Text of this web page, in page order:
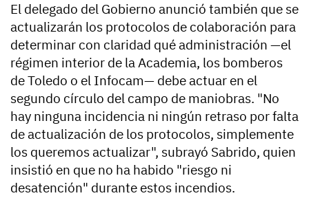
El delegado del Gobierno anunció también que se
actualizarán los protocolos de colaboración para
determinar con claridad qué administración —el
régimen interior de la Academia, los bomberos
de Toledo o el Infocam— debe actuar en el
segundo círculo del campo de maniobras. "No
hay ninguna incidencia ni ningún retraso por falta
de actualización de los protocolos, simplemente
los queremos actualizar", subrayó Sabrido, quien
insistió en que no ha habido "riesgo ni
desatención" durante estos incendios.